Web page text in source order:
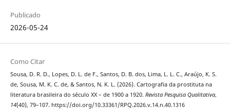
Publicado
2026-05-24
Como Citar
Sousa, D. R. D., Lopes, D. L. de F., Santos, D. B. dos, Lima, L. L. C., Araújo, K. S.
de, Sousa, M. K. C. de, & Santos, N. K. L. (2026). Cartografia da prostituta na
literatura brasileira do século XX – de 1900 a 1920. Revista Pesquisa Qualitativa,
14(40), 79–107. https://doi.org/10.33361/RPQ.2026.v.14.n.40.1316